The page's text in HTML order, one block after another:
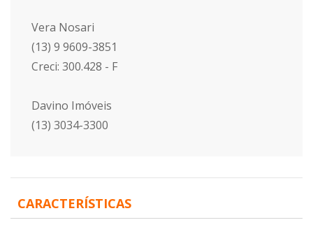
Vera Nosari
(13) 9 9609-3851
Creci: 300.428 - F
Davino Imóveis
(13) 3034-3300
CARACTERÍSTICAS